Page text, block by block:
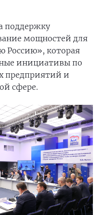
поддержку
мощностей для
Россию», которая
инициативы по
предприятий и
сфере.